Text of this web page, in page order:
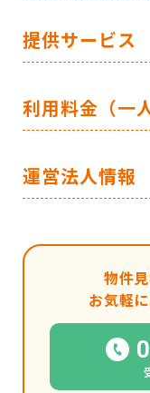
提供サービス
利用料金（一
運営法人情報
物件
お気軽